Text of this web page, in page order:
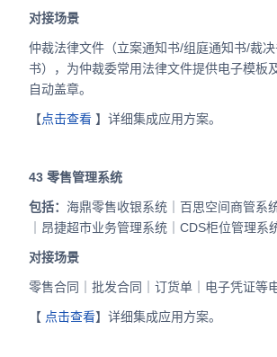
对接场景
仲裁法律文件（立案通知书/组庭通知书/裁
书），为仲裁委常用法律文件提供电子模板
自动盖章。
【点击查看 】详细集成应用方案。
43 零售管理系统
包括： 海鼎零售收银系统｜百思空间商管系
｜昂捷超市业务管理系统｜CDS柜位管理系
对接场景
零售合同｜批发合同｜订货单｜电子凭证等
【 点击查看】详细集成应用方案。